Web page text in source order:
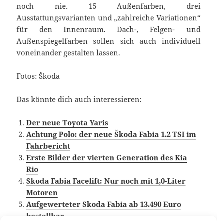
noch nie. 15 Außenfarben, drei
Ausstattungsvarianten und „zahlreiche Variationen“
für den Innenraum. Dach-, Felgen- und
Außenspiegelfarben sollen sich auch individuell
voneinander gestalten lassen.
Fotos: Škoda
Das könnte dich auch interessieren:
Der neue Toyota Yaris
Achtung Polo: der neue Škoda Fabia 1.2 TSI im
Fahrbericht
Erste Bilder der vierten Generation des Kia
Rio
Skoda Fabia Facelift: Nur noch mit 1,0-Liter
Motoren
Aufgewerteter Skoda Fabia ab 13.490 Euro
bestellbar